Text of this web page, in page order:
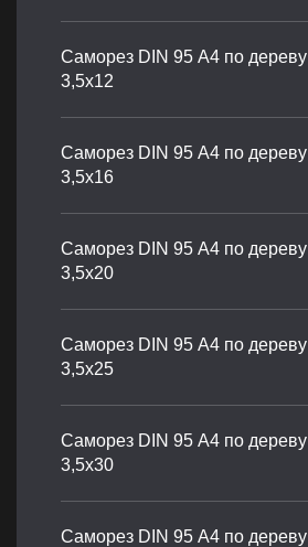
Саморез DIN 95 А4 по дереву
3,5х12
Саморез DIN 95 А4 по дереву
3,5х16
Саморез DIN 95 А4 по дереву
3,5х20
Саморез DIN 95 А4 по дереву
3,5х25
Саморез DIN 95 А4 по дереву
3,5х30
Саморез DIN 95 А4 по дереву